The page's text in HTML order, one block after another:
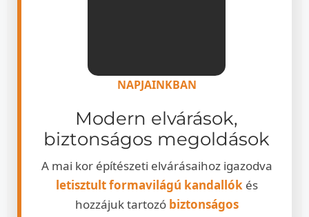
NAPJAINKBAN
Modern elvárások,
biztonságos megoldások
A mai kor építészeti elvárásaihoz igazodva
letisztult formavilágú kandallókés
hozzájuk tartozó biztonságos